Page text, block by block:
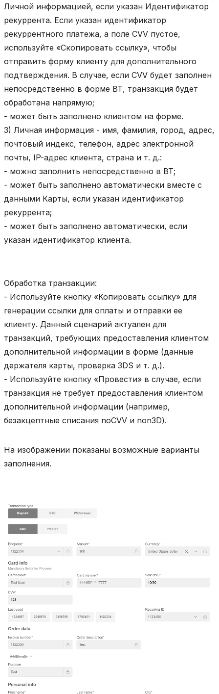
Личной информацией, если указан Идентификатор
рекуррента. Если указан идентификатор
рекуррентного платежа, а поле CVV пустое,
используйте «Cкопировать ссылку», чтобы
отправить форму клиенту для дополнительного
подтверждения. В случае, если CVV будет заполнен
непосредственно в форме ВТ, транзакция будет
обработана напрямую;
- может быть заполнено клиентом на форме.
3) Личная информация - имя, фамилия, город, адрес,
почтовый индекс, телефон, адрес электронной
почты, IP-адрес клиента, страна и т. д.:
- можно заполнить непосредственно в ВТ;
- может быть заполнено автоматически вместе с
данными Карты, если указан идентификатор
рекуррента;
- может быть заполнено автоматически, если
указан идентификатор клиента.
Обработка транзакции:
- Используйте кнопку «Копировать ссылку» для
генерации ссылки для оплаты и отправки ее
клиенту. Данный сценарий актуален для
транзакций, требующих предоставления клиентом
дополнительной информации в форме (данные
держателя карты, проверка 3DS и т. д.).
- Используйте кнопку «Провести» в случае, если
транзакция не требует предоставления клиентом
дополнительной информации (например,
безакцептные списания noCVV и non3D).
На изображении показаны возможные варианты
заполнения.